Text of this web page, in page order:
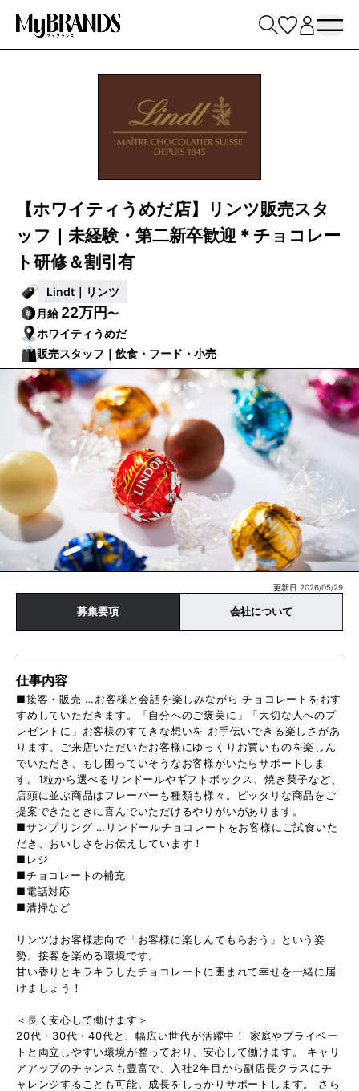
【ホワイティうめだ店】リンツ販売スタ
ッフ｜未経験・第二新卒歓迎＊チョコレー
ト研修＆割引有
Lindt｜リンツ
月給22万円〜
ホワイティうめだ
販売スタッフ｜飲食・フード・小売
更新日 2026/05/29
募集要項 会社について
仕事内容
■接客・販売 …お客様と会話を楽しみながら チョコレートをおす
すめしていただきます。「自分へのご褒美に」「大切な人へのプ
レゼントに」お客様のすてきな想いを お手伝いできる楽しさがあ
ります。ご来店いただいたお客様にゆっくりお買いものを楽しん
でいただき、もし困っていそうなお客様がいたらサポートしま
す。1粒から選べるリンドールやギフトボックス、焼き菓子など、
店頭に並ぶ商品はフレーバーも種類も様々。ピッタリな商品をご
提案できたときに喜んでいただけるやりがいがあります。
■サンプリング …リンドールチョコレートをお客様にご試食いた
だき、おいしさをお伝えしています！
■レジ
■チョコレートの補充
■電話対応
■清掃など
リンツはお客様志向で「お客様に楽しんでもらおう」という姿
勢。接客を楽める環境です。
甘い香りとキラキラしたチョコレートに囲まれて幸せを一緒に届
けましょう！
＜長く安心して働けます＞
20代・30代・40代と、幅広い世代が活躍中！ 家庭やプライベー
トと両立しやすい環境が整っており、安心して働けます。 キャリ
アアップのチャンスも豊富で、入社2年目から副店長クラスにチ
ャレンジすることも可能。成長をしっかりサポートします。 さら